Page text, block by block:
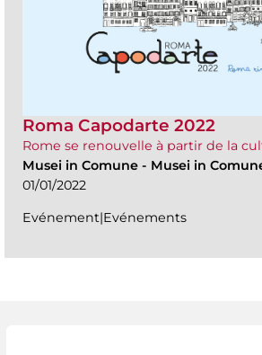
Roma Capodarte 2022
Rome se renouvelle à partir de la
Musei in Comune - Musei in
01/01/2022
Evénement|Evénements